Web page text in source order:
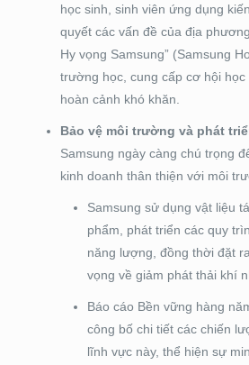
học sinh, sinh viên ứng dụng
quyết các vấn đề của địa
Hy vọng Samsung” (Samsung
trường học, cung cấp cơ hội
hoàn cảnh khó khăn.
Bảo vệ môi trường và phát
Samsung ngày càng chú trọng
kinh doanh thân thiện với môi
Samsung sử dụng vật liệu
phẩm, phát triển các quy
năng lượng, đồng thời đặt
vọng về giảm phát thải khí
Báo cáo Bền vững hàng
công bố chi tiết các chiến
lĩnh vực này, thể hiện sự